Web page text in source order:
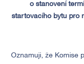
o stanovení
startovacího bytu pro
Oznamuji, že Komise